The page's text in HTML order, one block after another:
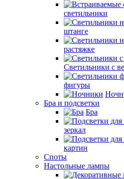
светильники
штанге
растяжке
Светильники с
фигуры
Бра и подсветки
Бра
зеркал
картин
Споты
Настольные лампы